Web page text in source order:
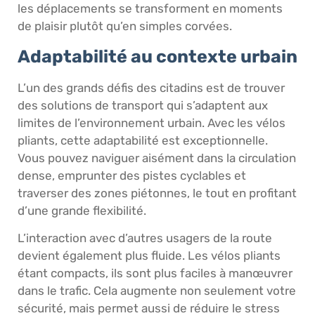
les déplacements se transforment en moments
de plaisir plutôt qu’en simples corvées.
Adaptabilité au contexte urbain
L’un des grands défis des citadins est de trouver
des solutions de transport qui s’adaptent aux
limites de l’environnement urbain. Avec les vélos
pliants, cette adaptabilité est exceptionnelle.
Vous pouvez naviguer aisément dans la circulation
dense, emprunter des pistes cyclables et
traverser des zones piétonnes, le tout en profitant
d’une grande flexibilité.
L’interaction avec d’autres usagers de la route
devient également plus fluide. Les vélos pliants
étant compacts, ils sont plus faciles à manœuvrer
dans le trafic. Cela augmente non seulement votre
sécurité, mais permet aussi de réduire le stress